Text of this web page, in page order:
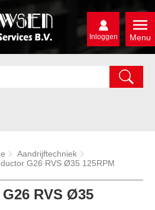
Menu
Inloggen
Aandrijftechniek
G26 RVS Ø35 125RPM
RVS Ø35